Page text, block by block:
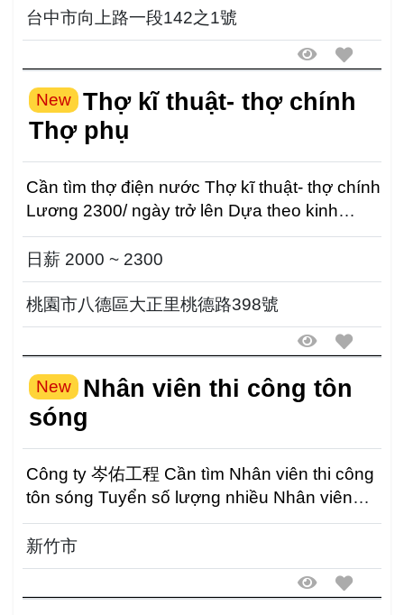
台中市向上路一段142之1號
New
Thợ kĩ thuật- thợ chính
Thợ phụ
Cần tìm thợ điện nước Thợ kĩ thuật- thợ chính
Lương 2300/ ngày trở lên Dựa theo kinh
nghiệm đi...
日薪 2000 ~ 2300
桃園市八德區大正里桃德路398號
New
Nhân viên thi công tôn
sóng
Công ty 岑佑工程 Cần tìm Nhân viên thi công
tôn sóng Tuyển số lượng nhiều Nhân viên
thao tác máy...
新竹市